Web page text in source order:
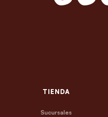
TIENDA
Sucursales